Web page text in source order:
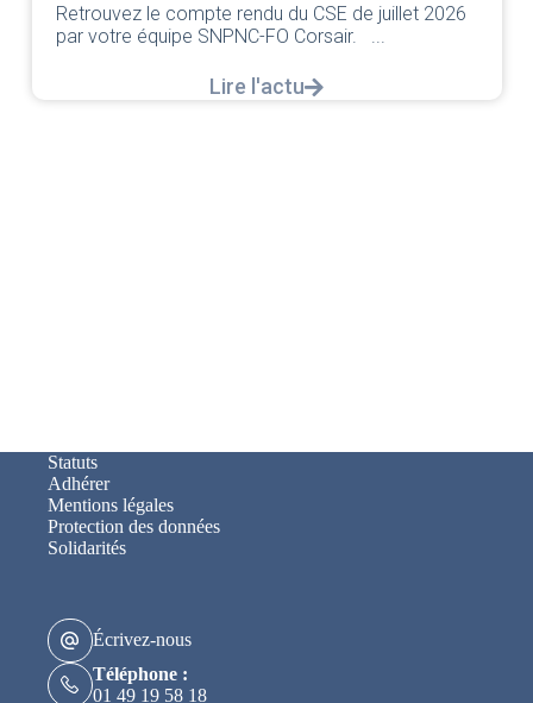
Retrouvez le compte rendu du CSE de juillet 2026
par votre équipe SNPNC-FO Corsair. ...
Lire l'actu
Statuts
Adhérer
Mentions légales
Protection des données
Solidarités
Écrivez-nous
Téléphone :
01 49 19 58 18